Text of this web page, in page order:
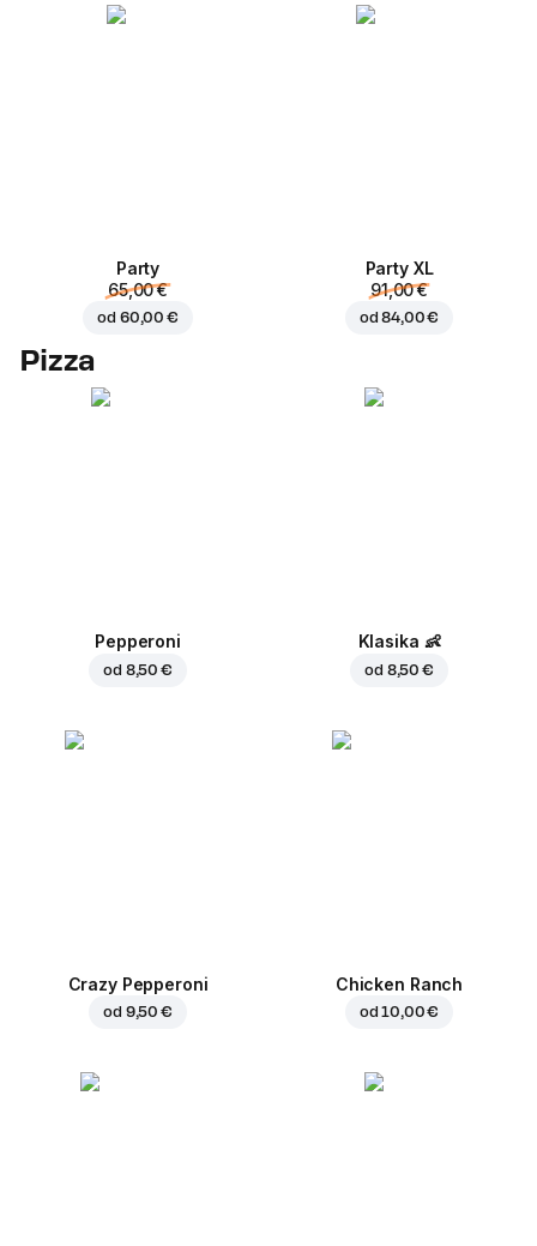
Party
65,00 €
od 60,00 €
Party XL
91,00 €
od84,00 €
Pizza
Pepperoni
od 8,50 €
Klasika 👶
od 8,50 €
Crazy Pepperoni
od 9,50 €
Chicken Ranch
od10,00 €